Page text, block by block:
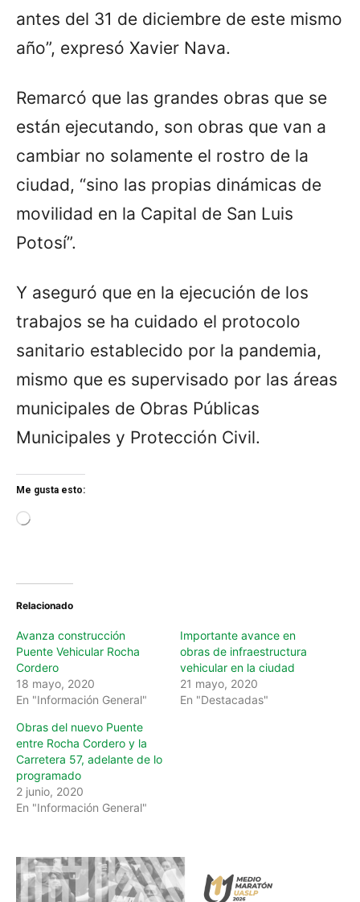
antes del 31 de diciembre de este mismo
año”, expresó Xavier Nava.
Remarcó que las grandes obras que se
están ejecutando, son obras que van a
cambiar no solamente el rostro de la
ciudad, “sino las propias dinámicas de
movilidad en la Capital de San Luis
Potosí”.
Y aseguró que en la ejecución de los
trabajos se ha cuidado el protocolo
sanitario establecido por la pandemia,
mismo que es supervisado por las áreas
municipales de Obras Públicas
Municipales y Protección Civil.
Me gusta esto:
g
Relacionado
Avanza construcción
Puente Vehicular Rocha
Cordero
18 mayo, 2020
En "Información General"
Importante avance en
obras de infraestructura
vehicular en la ciudad
21 mayo, 2020
En "Destacadas"
Obras del nuevo Puente
entre Rocha Cordero y la
Carretera 57, adelante de lo
programado
2 junio, 2020
En "Información General"